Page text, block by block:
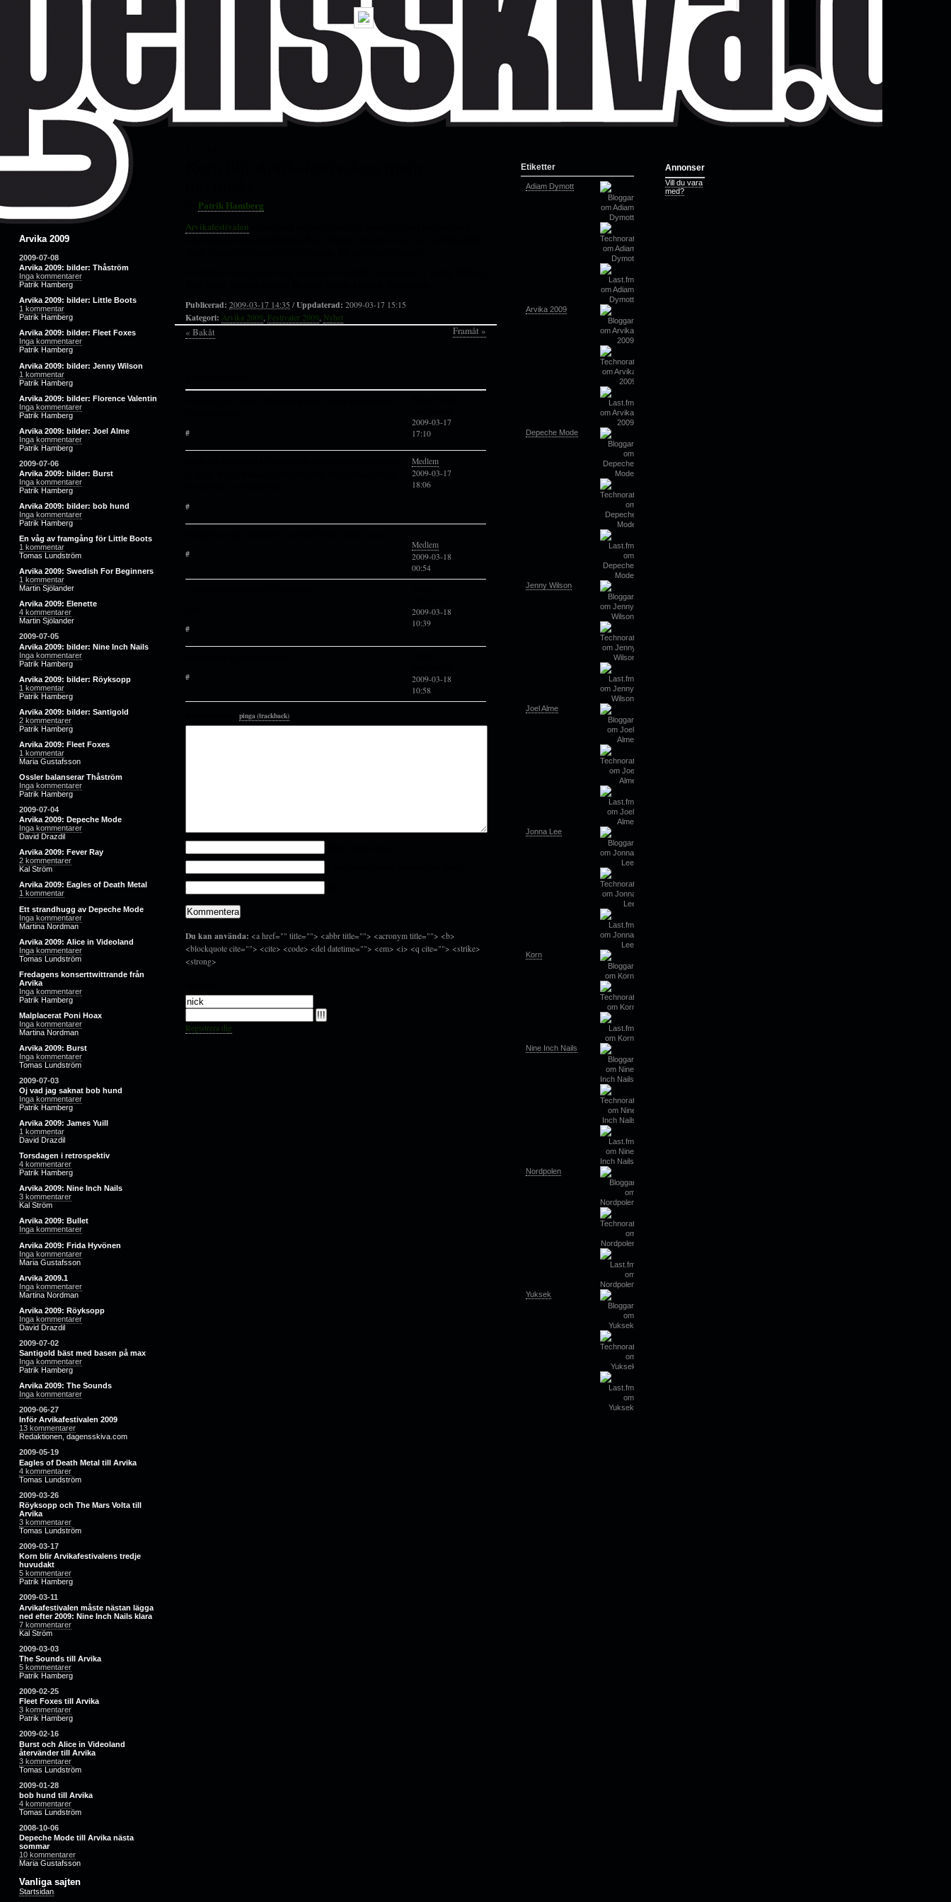
Arvika 2009
2009-07-08
Arvika 2009: bilder: Thåström
Inga kommentarer
Patrik Hamberg
Arvika 2009: bilder: Little Boots
1 kommentar
Patrik Hamberg
Arvika 2009: bilder: Fleet Foxes
Inga kommentarer
Patrik Hamberg
Arvika 2009: bilder: Jenny Wilson
1 kommentar
Patrik Hamberg
Arvika 2009: bilder: Florence Valentin
Inga kommentarer
Patrik Hamberg
Arvika 2009: bilder: Joel Alme
Inga kommentarer
Patrik Hamberg
2009-07-06
Arvika 2009: bilder: Burst
Inga kommentarer
Patrik Hamberg
Arvika 2009: bilder: bob hund
Inga kommentarer
Patrik Hamberg
En våg av framgång för Little Boots
1 kommentar
Tomas Lundström
Arvika 2009: Swedish For Beginners
1 kommentar
Martin Sjölander
Arvika 2009: Elenette
4 kommentarer
Martin Sjölander
2009-07-05
Arvika 2009: bilder: Nine Inch Nails
Inga kommentarer
Patrik Hamberg
Arvika 2009: bilder: Röyksopp
1 kommentar
Patrik Hamberg
Arvika 2009: bilder: Santigold
2 kommentarer
Patrik Hamberg
Arvika 2009: Fleet Foxes
1 kommentar
Maria Gustafsson
Ossler balanserar Thåström
Inga kommentarer
Patrik Hamberg
2009-07-04
Arvika 2009: Depeche Mode
Inga kommentarer
David Drazdil
Arvika 2009: Fever Ray
2 kommentarer
Kal Ström
Arvika 2009: Eagles of Death Metal
1 kommentar
Ett strandhugg av Depeche Mode
Inga kommentarer
Martina Nordman
Arvika 2009: Alice in Videoland
Inga kommentarer
Tomas Lundström
Fredagens konserttwittrande från
Arvika
Inga kommentarer
Patrik Hamberg
Malplacerat Poni Hoax
Inga kommentarer
Martina Nordman
Arvika 2009: Burst
Inga kommentarer
Tomas Lundström
2009-07-03
Oj vad jag saknat bob hund
Inga kommentarer
Patrik Hamberg
Arvika 2009: James Yuill
1 kommentar
David Drazdil
Torsdagen i retrospektiv
4 kommentarer
Patrik Hamberg
Arvika 2009: Nine Inch Nails
3 kommentarer
Kal Ström
Arvika 2009: Bullet
Inga kommentarer
Arvika 2009: Frida Hyvönen
Inga kommentarer
Maria Gustafsson
Arvika 2009.1
Inga kommentarer
Martina Nordman
Arvika 2009: Röyksopp
Inga kommentarer
David Drazdil
2009-07-02
Santigold bäst med basen på max
Inga kommentarer
Patrik Hamberg
Arvika 2009: The Sounds
Inga kommentarer
2009-06-27
Inför Arvikafestivalen 2009
13 kommentarer
Redaktionen, dagensskiva.com
2009-05-19
Eagles of Death Metal till Arvika
4 kommentarer
Tomas Lundström
2009-03-26
Röyksopp och The Mars Volta till
Arvika
3 kommentarer
Tomas Lundström
2009-03-17
Korn blir Arvikafestivalens tredje
huvudakt
5 kommentarer
Patrik Hamberg
2009-03-11
Arvikafestivalen måste nästan lägga
ned efter 2009: Nine Inch Nails klara
7 kommentarer
Kal Ström
2009-03-03
The Sounds till Arvika
5 kommentarer
Patrik Hamberg
2009-02-25
Fleet Foxes till Arvika
3 kommentarer
Patrik Hamberg
2009-02-16
Burst och Alice in Videoland
återvänder till Arvika
3 kommentarer
Tomas Lundström
2009-01-28
bob hund till Arvika
4 kommentarer
Tomas Lundström
2008-10-06
Depeche Mode till Arvika nästa
sommar
10 kommentarer
Maria Gustafsson
Vanliga sajten
Startsidan
Annonser
Vill du vara
med?
Etiketter
Adiam Dymott
Arvika 2009
Depeche Mode
Jenny Wilson
Joel Alme
Jonna Lee
Korn
Nine Inch Nails
Nordpolen
Yuksek
Patrik Hamberg
Arvikafestivalen
Publicerad: 2009-03-17 14:35 /Uppdaterad: 2009-03-17 15:15
Kategori: Arvika 2009 Festivaler 2009 Nyhet
« Bakåt Framåt »
#
2009-03-17
17:10
#
Medlem
2009-03-17
18:06
#
Medlem
2009-03-18
00:54
#
2009-03-18
10:39
#
2009-03-18
10:58
pinga (trackback)
Du kan använda: <a href="" title=""> <abbr title=""> <acronym title=""> <b>
<blockquote cite=""> <cite> <code> <del datetime=""> <em> <i> <q cite=""> <strike>
<strong>
Registrera dig